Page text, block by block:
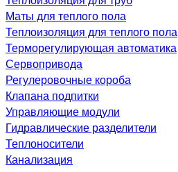
Маты для теплого пола
Теплоизоляция для теплого пола
Терморегулирующая автоматика
Сервопривода
Регулеровочные короба
Клапана подпитки
Управляющие модули
Гидравлические разделители
Теплоносители
Канализация